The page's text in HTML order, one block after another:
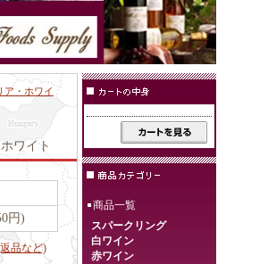
・ホワイ
ワイト
円)
品など)
商品一覧
スパークリング
白ワイン
赤ワイン